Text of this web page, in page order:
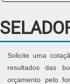
Solicite uma
resultados das
orçamento pelo